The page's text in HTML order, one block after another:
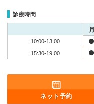
診療時間
月
10:00-13:00
15:30-19:00
ネット予約